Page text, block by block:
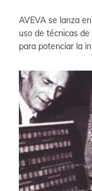
AVEVA se lanza
uso de técnicas
para potenciar la